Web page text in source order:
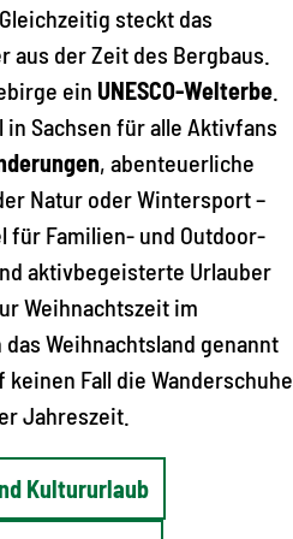
steckt das
der Zeit des Bergbaus.
ein UNESCO-Welterbe
Sachsen für alle Aktivfans
, abenteuerliche
Natur oder Wintersport –
für Familien- und Outdoor-
aktivbegeisterte Urlauber
Weihnachtszeit im
Weihnachtsland genannt
Fall die Wanderschuhe
Jahreszeit.
Kultururlaub